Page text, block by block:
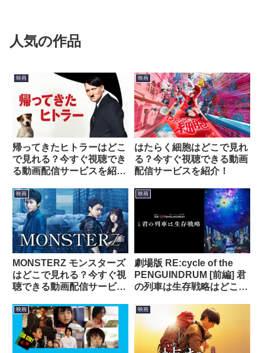
人気の作品
映画
帰ってきたヒトラーはどこ
で見れる？今すぐ視聴でき
る動画配信サービスを紹
映画
はたらく細胞はどこで見れ
る？今すぐ視聴できる動画
配信サービスを紹介！
映画
MONSTERZ モンスターズ
はどこで見れる？今すぐ視
聴できる動画配信サービス
映画
劇場版 RE:cycle of the
PENGUINDRUM [前編] 君
の列車は生存戦略はどこで
動画配信サービスを紹介！
映画 映画